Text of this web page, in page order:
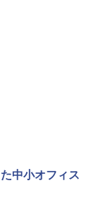
中小オフィス